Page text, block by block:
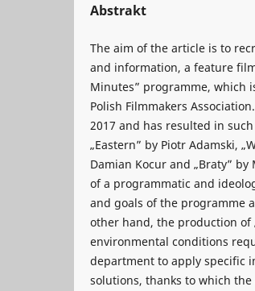
Abstrakt
The aim of the article is to
and information, a feature
Minutes” programme, which
Polish Filmmakers
2017 and has resulted in
„Eastern” by Piotr Adamski,
Damian Kocur and „Braty”
of a programmatic and
and goals of the programme
other hand, the production of
environmental conditions
department to apply specific
solutions, thanks to which